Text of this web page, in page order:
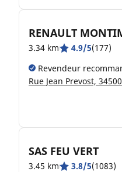
RENAULT
3.34 km 4.9/5(177)
Revendeur
Rue Jean Prevost, 34500
SAS FEU VERT
3.45 km 3.8/5(1083)